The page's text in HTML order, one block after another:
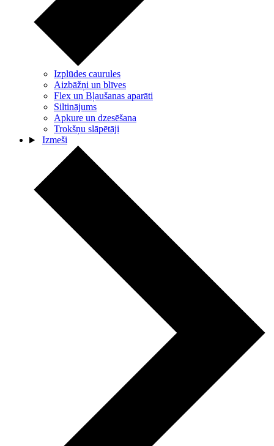
Izplūdes caurules
Aizbāžņi un blīves
Flex un Bļaušanas aparāti
Siltinājums
Apkure un dzesēšana
Trokšņu slāpētāji
Izmeši